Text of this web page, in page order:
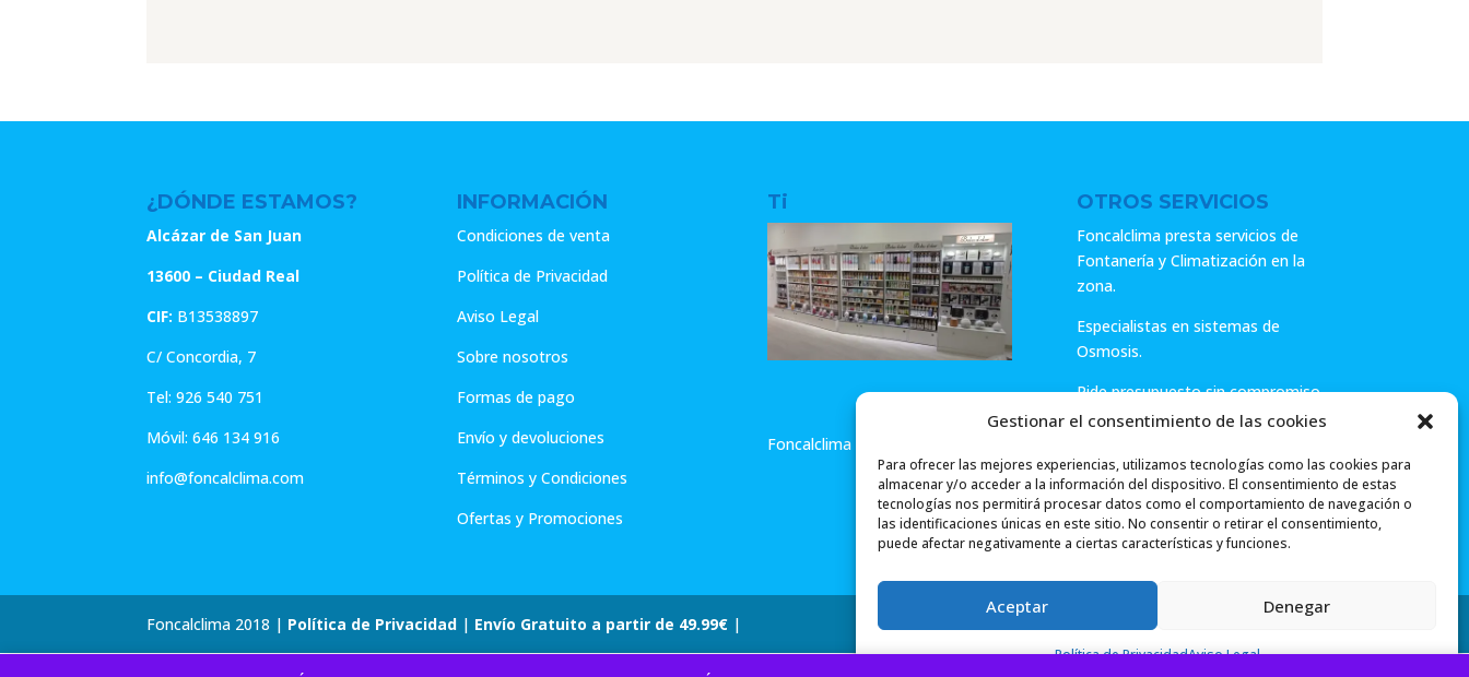
Gestionar el consentimiento de las cookies
Para ofrecer las mejores experiencias, utilizamos tecnologías como las cookies para
almacenar y/o acceder a la información del dispositivo. El consentimiento de estas
tecnologías nos permitirá procesar datos como el comportamiento de navegación o
las identificaciones únicas en este sitio. No consentir o retirar el consentimiento,
puede afectar negativamente a ciertas características y funciones.
Aceptar Denegar
Política de PrivacidadAviso Legal
¿DÓNDE ESTAMOS?
Alcázar de San Juan
13600 – Ciudad Real
CIF: B13538897
C/ Concordia, 7
Tel:926 540 751
Móvil:646 134 916
info@foncalclima.com
INFORMACIÓN
Condiciones de venta
Política de Privacidad
Aviso Legal
Sobre nosotros
Formas de pago
Envío y devoluciones
Términos y Condiciones
Ofertas y Promociones
Ti
Foncalclima - Aromas de Hogar
OTROS SERVICIOS
Foncalclima presta servicios de
Fontanería y Climatización en la
zona.
Especialistas en sistemas de
Osmosis.
Pide presupuesto sin compromiso
o llámanos y haz tu consulta.
Foncalclima 2018 | Política de Privacidad | Envío Gratuito a partir de 49.99€ |